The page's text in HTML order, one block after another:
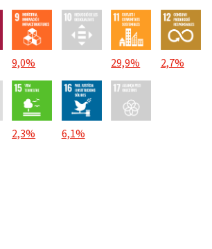
9,0% 29,9% 2,7%
2,3% 6,1%